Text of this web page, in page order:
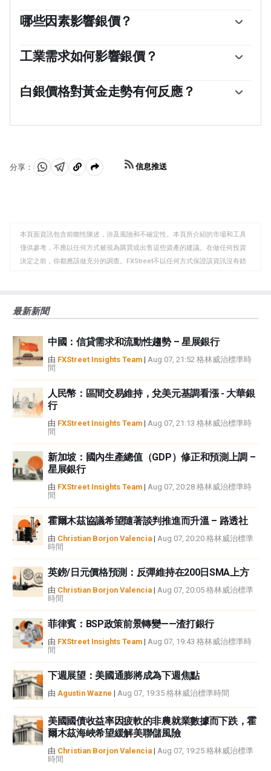
哪些因素影響銀價？
濟深度衰退的擔憂，可能使白銀價格因其避險地位而上
漲，盡管其上漲幅度不及黃金。作為一種無收益資產，白
（USD）的表現，因為資產是以美元（XAG/USD）定價
金豐富得多）和回收率也會影響價格。
工業需求如何影響銀價？
為它是所有金屬中導電性最高的金屬之一，比銅和金還要
高。需求的激增可能會提高價格，而需求的下降往往會降
動：對於美國，尤其是中國，它們的大型工業部門在各種
白銀價格對黃金走勢有何反應？
也會隨之上漲，因為它們作為避險資產的地位是相似的。
者可能認為高比率是白銀被低估或黃金被高估的一個指
標。相反，較低的比率可能表明黃金相對於白銀被低估
分享：
分 分 複
板
信息推送
本頁面資訊包含前瞻性陳述，涉及風險和不確定性。本頁所介紹的市場和工具
僅供參考，不應以任何方式被視為購買或出售這些資產的建議。在做任何投資
決定之前，你都應該做充分的調查。FXStreet不以任何方式保證該資訊沒有錯
觀點，並不代表FXStreet或其廣告商的官方政策或立場。作者不對本頁連結的
如果文章正文中沒有明確提到，在撰寫本文時，作者在本文中提到的任何股票
中都沒有頭寸，也沒有與文中提到的任何公司有業務關係。除了FXStreet，作
者沒有收到撰寫這篇文章的報酬。
FXStreet和作者不提供個性化的建議。作者對該資訊的準確性、完整性或適用
性不作任何陳述。FXStreet和作者將不承擔任何錯誤，遺漏或任何損失，傷害
或損害由此資訊及其顯示或使用引起的。錯誤和遺漏除外。本文作者和
FXStreet並非註冊投資顧問，本文內容無意提供任何投資建議。
最新新聞
中國：信貸需求和流動性趨勢 – 星展銀行
由 FXStreet Insights Team | Aug 07, 21:52 格林威治標準時
間
人民幣：區間交易維持，兌美元基調看漲 - 大華銀
行
由 FXStreet Insights Team | Aug 07, 21:13 格林威治標準時
間
新加坡：國內生產總值（GDP）修正和預測上調 –
星展銀行
由 FXStreet Insights Team | Aug 07, 20:28 格林威治標準時
間
霍爾木茲協議希望隨著談判推進而升溫 – 路透社
由 Christian Borjon Valencia | Aug 07, 20:20 格林威治標準
時間
英鎊/日元價格預測：反彈維持在200日SMA上方
由 Christian Borjon Valencia | Aug 07, 20:05 格林威治標準
時間
菲律賓：BSP政策前景轉變——渣打銀行
由 FXStreet Insights Team | Aug 07, 19:43 格林威治標準時
間
下週展望：美國通膨將成為下週焦點
由 Agustin Wazne | Aug 07, 19:35 格林威治標準時間
美國國債收益率因疲軟的非農就業數據而下跌，霍
爾木茲海峽希望緩解美聯儲風險
由 Christian Borjon Valencia | Aug 07, 19:25 格林威治標準
時間